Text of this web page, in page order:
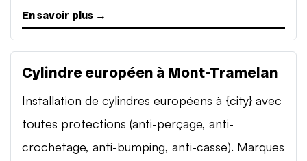
En savoir plus →
Cylindre européen à Mont-Tramelan
Installation de cylindres européens à {city} avec
toutes protections (anti-perçage, anti-
crochetage, anti-bumping, anti-casse). Marques